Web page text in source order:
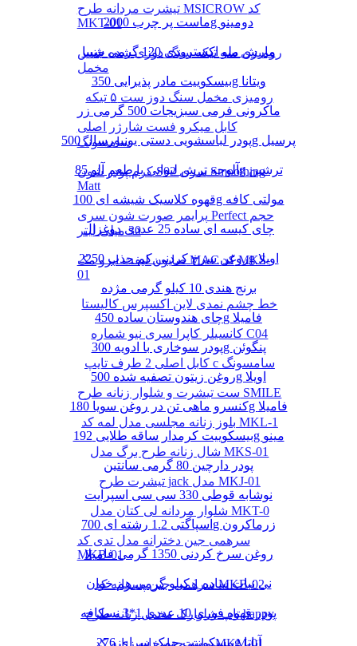
تیشرت مردانه طرح MSICROW کد
MKT-01
رومیزی سه تیکه سنگ دوزی شده جنس
مخمل
رومیزی مخمل سنگ دوز ست ۵ تیکه
کابل میکرو فست شارژر اصلی
سامسونگ
کرم پودر شون S02 سری Smoothing
Matt
پرایمر صورت شون سری Perfect حجم
30 میلی لیتر
صابون لیفت ابرو مک MAC کد MKS-
01
خط چشم نمدی لاین اکسپرس کالیستا
کانسیلر کاپرا سری نیو شماره C04
کابل اصلی 2 طرف تایپ c سامسونگ
ست تیشرت و شلوار زنانه طرح SMILE
بلوز زنانه مجلسی مدل لمه کد MKL-1
شال زنانه طرح برگ مدل MKS-01
تیشرت طرح jack مدل MKJ-01
شلوار مردانه لی کتان مدل MKT-0
سرهمی جین دخترانه مدل تدی کد
MKB-01
سرهمی جین پسرانه کد MKB-02
تاپ شلوارک مخمل زنانه طرح happy
مانتو چهارخانه زنانه کد MKM-01
ماست پر چرب 2000g دومینو
مارش ملو اکسترودی 120 گرمی شیبا
بیسکوییت مادر پذیرایی 350g ویتانا
ماکرونی فرمی سبزیجات 500 گرمی زر
پودر لباسشویی دستی یونیورسال 500g پرسیل
آلوچه ترش لیوانی با طعم آلو 85g ترشین
قهوه کلاسیک شیشه ای 100g مولتی کافه
چای کیسه ای ساده 25 عددی دوغزال
روغن سرخ کردنی کم جذب 2250g اویلا
برنج هندی 10 کیلو گرمی مژده
چای هندوستان ساده 450g فامیلا
پودر سوخاری با ادویه 300g پنگوئن
روغن زیتون تصفیه شده 500g اویلا
کنسرو ماهی تن در روغن سویا 180g فامیلا
بیسکوییت کرمدار ساقه طلایی 192g مینو
پودر دارچین 80 گرمی سانتین
نوشابه قوطی 330 سی سی اسپرایت
اسپاگتی 1.2 رشته ای 700g زرماکرون
روغن سرخ کردنی 1350 گرمی فامیلا
نی نبات ساده 1 کیلو گرمی هم خوان
پودر قهوه فوری 10 عددی 1*3 نسکافه
بیسکوییت چمک سرای 276g آناتا